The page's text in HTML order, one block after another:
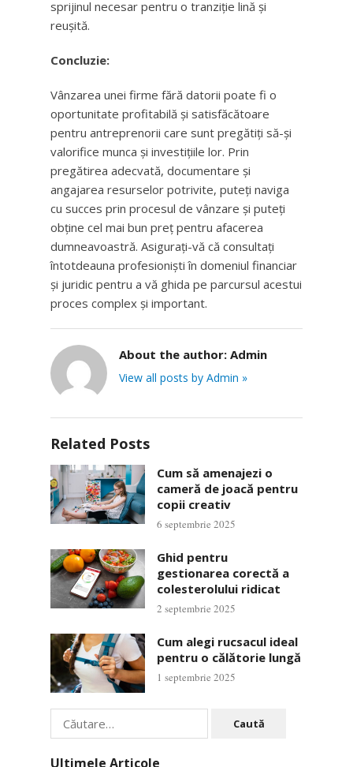
sprijinul necesar pentru o tranziție lină și
reușită.
Concluzie:
Vânzarea unei firme fără datorii poate fi o
oportunitate profitabilă și satisfăcătoare
pentru antreprenorii care sunt pregătiți să-și
valorifice munca și investițiile lor. Prin
pregătirea adecvată, documentare și
angajarea resurselor potrivite, puteți naviga
cu succes prin procesul de vânzare și puteți
obține cel mai bun preț pentru afacerea
dumneavoastră. Asigurați-vă că consultați
întotdeauna profesioniști în domeniul financiar
și juridic pentru a vă ghida pe parcursul acestui
proces complex și important.
About the author: Admin
View all posts by Admin »
Related Posts
Cum să amenajezi o
cameră de joacă pentru
copii creativ
6 septembrie 2025
Ghid pentru
gestionarea corectă a
colesterolului ridicat
2 septembrie 2025
Cum alegi rucsacul ideal
pentru o călătorie lungă
1 septembrie 2025
Caută
după:
Ultimele Articole